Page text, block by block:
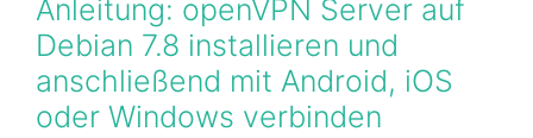
Anleitung: openVPN Server auf
Debian 7.8 installieren und
anschließend mit Android, iOS
oder Windows verbinden